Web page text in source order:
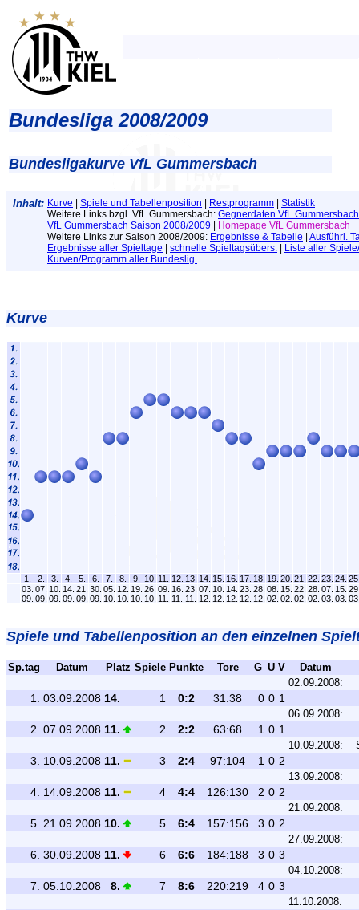
Bundesliga 2008/2009
Bundesligakurve VfL Gummersbach
Inhalt: Kurve Spiele und Tabellenposition Restprogramm
Statistik
Weitere Links bzgl. VfL Gummersbach: Gegnerdaten VfL Gummersbach
VfL Gummersbach Saison 2008/2009
Homepage VfL Gummersbach
Weitere Links zur Saison 2008/2009: Ergebnisse & Tabelle
Ausführl.
Ergebnisse aller Spieltage
schnelle Spieltagsübers.
Liste aller
Kurven/Programm aller Bundeslig.
Kurve
1. 2. 3. 4. 5. 6. 7. 8. 9. 10. 11. 12. 13. 14. 15. 16. 17. 18. 19. 20. 21. 22. 23. 24.
03.
09.
07.
09.
10.
09.
14.
09.
21.
09.
30.
09.
05.
10.
12.
10.
19.
10.
26.
10.
09.
11.
16.
11.
23.
11.
07.
12.
10.
12.
14.
12.
23.
12.
28.
12.
08.
02.
15.
02.
22.
02.
28.
02.
07.
03.
15.
03.
Spiele und Tabellenposition an den einzelnen
Sp.tag Datum Platz Spiele Punkte Tore G U V
Datum
02.09.2008:
1. 03.09.2008 14. 1 0:2 31:38 0 0 1
06.09.2008:
2. 07.09.2008 11. 2 2:2 63:68 1 0 1
10.09.2008:
3. 10.09.2008 11. 3 2:4 97:104 1 0 2
13.09.2008:
4. 14.09.2008 11. 4 4:4 126:130 2 0 2
21.09.2008:
5. 21.09.2008 10. 5 6:4 157:156 3 0 2
27.09.2008:
6. 30.09.2008 11. 6 6:6 184:188 3 0 3
04.10.2008:
7. 05.10.2008 8. 7 8:6 220:219 4 0 3
11.10.2008: